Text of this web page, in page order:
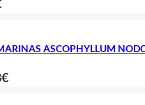
8.99€
ASCOPHYLLUM
€Rango